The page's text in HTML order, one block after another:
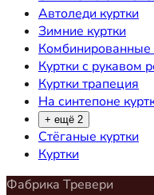
Автоледи куртки
Зимние куртки
Комбинированные
Куртки с рукавом
Куртки трапеция
На синтепоне
+ ещё 2
Стёганые куртки
Куртки
Фабрика Тревери